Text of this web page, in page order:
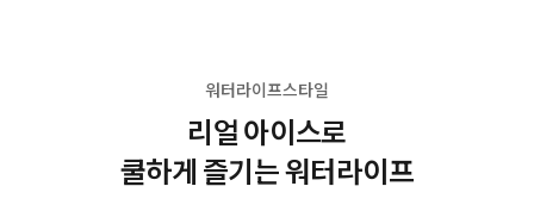
워터라이프스타일
리얼 아이스로
쿨하게 즐기는 워터라이프